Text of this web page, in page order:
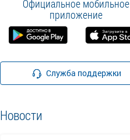
Официальное мобильное
приложение
Служба поддержки
Новости